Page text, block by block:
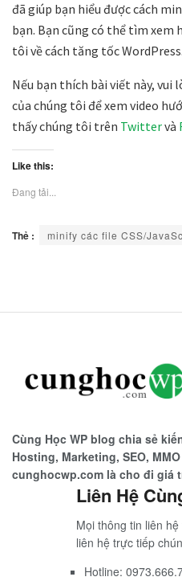
đã giúp bạn hiểu được cách
bạn. Bạn cũng có thể tìm xem
tôi về cách tăng tốc WordPress.
Nếu bạn thích bài viết này, vui
của chúng tôi để xem video
thấy chúng tôi trên Twittervà
Like this:
Đang tải...
Thẻ : minify các file CSS/
Cùng Học WP blog chia sẻ
Hosting, Marketing, SEO,
cunghocwp.com là cho đi giá
Liên Hệ
Mọi thông tin liên
liên hệ trực tiếp
Hotline: